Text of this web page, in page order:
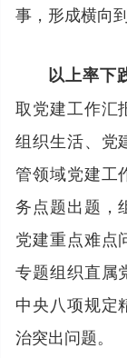
事，形成横向
以上率下
取党建工作汇
组织生活、党
管领域党建工
务点题出题，
党建重点难点
专题组织直属
中央八项规定
治突出问题。